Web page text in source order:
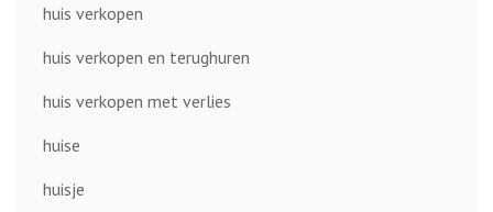
huis verkopen
huis verkopen en terughuren
huis verkopen met verlies
huise
huisje